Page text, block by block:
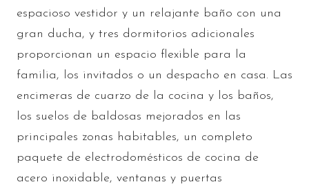
espacioso vestidor y un relajante baño con una
gran ducha, y tres dormitorios adicionales
proporcionan un espacio flexible para la
familia, los invitados o un despacho en casa. Las
encimeras de cuarzo de la cocina y los baños,
los suelos de baldosas mejorados en las
principales zonas habitables, un completo
paquete de electrodomésticos de cocina de
acero inoxidable, ventanas y puertas